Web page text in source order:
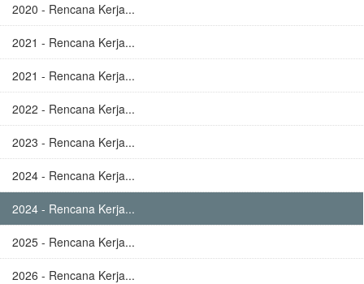
2020 - Rencana Kerja...
2021 - Rencana Kerja...
2021 - Rencana Kerja...
2022 - Rencana Kerja...
2023 - Rencana Kerja...
2024 - Rencana Kerja...
2024 - Rencana Kerja...
2025 - Rencana Kerja...
2026 - Rencana Kerja...